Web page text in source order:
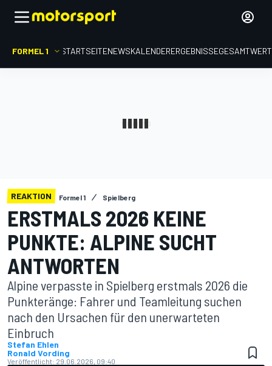
FORMEL 1 STARTSEITENEWSKALENDERERGEBNISSE
REAKTION Formel 1 Spielberg
ERSTMALS 2026 KEINE
PUNKTE: ALPINE SUCHT
ANTWORTEN
Alpine verpasste in Spielberg erstmals 2026 die
Punkteränge: Fahrer und Teamleitung suchen
nach den Ursachen für den unerwarteten
Einbruch
Stefan Ehlen
Ronald Vording
Veröffentlicht: 29.06.2026, 09:40